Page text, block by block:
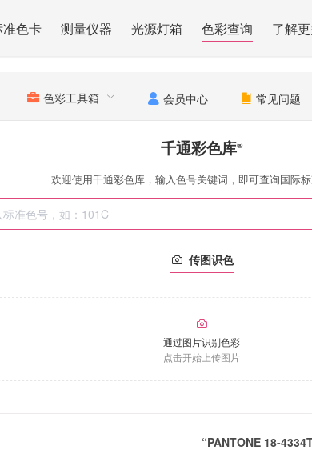
准色卡 测量仪器 光源灯箱 色彩查询 了解
色彩工具箱 会员中心 常见问题
千通彩色库®
欢迎使用千通彩色库，输入色号关键词，即可查询国际标
传图识色
通过图片识别色彩
点击开始上传图片
“PANTONE 18-